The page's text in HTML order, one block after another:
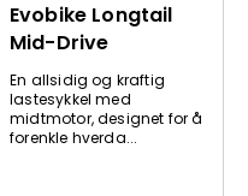
Evobike Longtail
Mid-Drive
En allsidig og kraftig
lastesykkel med
midtmotor, designet for å
forenkle hverda...